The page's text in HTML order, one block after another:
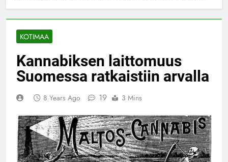
KOTIMAA
Kannabiksen laittomuus
Suomessa ratkaistiin arvalla
8 Years Ago 19 3 Mins